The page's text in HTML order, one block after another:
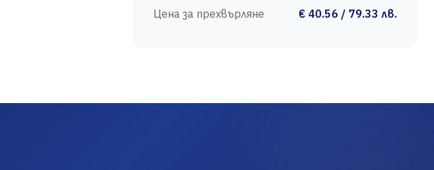
Цена за прехвърляне
€ 40.56 / 79.33 лв.